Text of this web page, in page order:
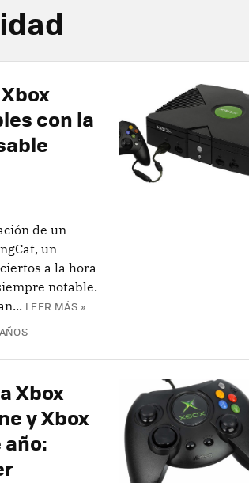
con la
de un
un
a la hora
notable.
LEER MÁS »
Xbox
y Xbox
año: